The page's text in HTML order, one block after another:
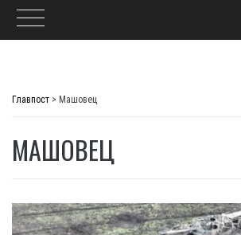
Главпост > Машовец
МАШОВЕЦ